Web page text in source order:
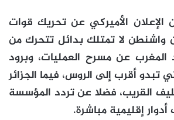
الإعلان الأميركي عن تحريك قوات
لا تمتلك بدائل تتحرك من
عن مسرح العمليات، وبرود
تبدو أقرب إلى الروس، فيما الجزائر
القريب، فضلا عن تردد المؤسسة
إقليمية مباشرة.